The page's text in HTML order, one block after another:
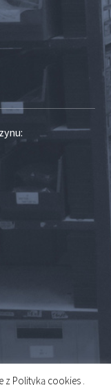
Polityką cookies .